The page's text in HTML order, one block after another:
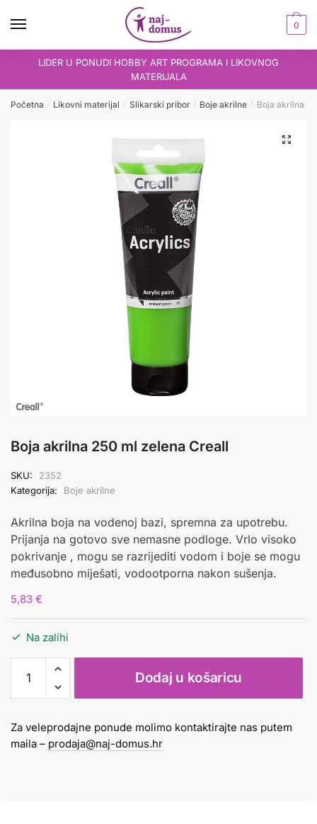
0
LIDER U PONUDI HOBBY ART PROGRAMA I LIKOVNOG
MATERIJALA
Početna / Likovni materijal / Slikarski pribor / Boje akrilne / Boja akrilna
Boja akrilna 250 ml zelena Creall
SKU:
2352
Kategorija:
Boje akrilne
Akrilna boja na vodenoj bazi, spremna za upotrebu.
Prijanja na gotovo sve nemasne podloge. Vrlo visoko
pokrivanje , mogu se razrijediti vodom i boje se mogu
međusobno miješati, vodootporna nakon sušenja.
5,83 €
Na zalihi
akrilna
250
zelena
Creall
Dodaj u košaricu
Za veleprodajne ponude molimo kontaktirajte nas putem
maila – prodaja@naj-domus.hr